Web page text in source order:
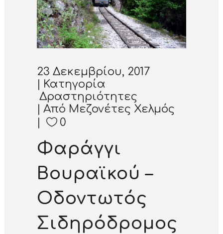
23 Δεκεμβρίου, 2017
Κατηγορία
Δραστηριότητες
Από Μεζονέτες Χελμός
0
Φαράγγι
Βουραϊκού –
Οδοντωτός
Σιδηρόδρομος